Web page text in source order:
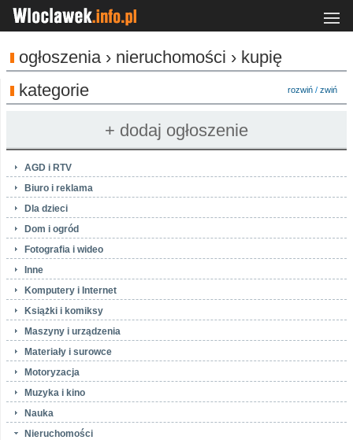
ogłoszenia › nieruchomości › kupię
kategorie
rozwiń / zwiń
AGD i RTV
Biuro i reklama
Dla dzieci
Dom i ogród
Fotografia i wideo
Inne
Komputery i Internet
Książki i komiksy
Maszyny i urządzenia
Materiały i surowce
Motoryzacja
Muzyka i kino
Nauka
Nieruchomości